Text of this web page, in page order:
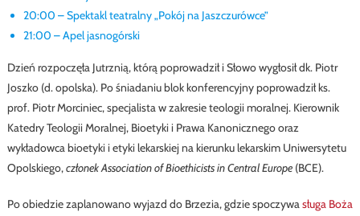
20:00 – Spektakl teatralny „Pokój na Jaszczurówce”
21:00 – Apel jasnogórski
Dzień rozpoczęła Jutrznią, którą poprowadził i Słowo wygłosił dk. Piotr
Joszko (d. opolska). Po śniadaniu blok konferencyjny poprowadził ks.
prof. Piotr Morciniec, specjalista w zakresie teologii moralnej. Kierownik
Katedry Teologii Moralnej, Bioetyki i Prawa Kanonicznego oraz
wykładowca bioetyki i etyki lekarskiej na kierunku lekarskim Uniwersytetu
Opolskiego,członek Association of Bioethicists in Central Europe(BCE).
Po obiedzie zaplanowano wyjazd do Brzezia, gdzie spoczywasługa Boża